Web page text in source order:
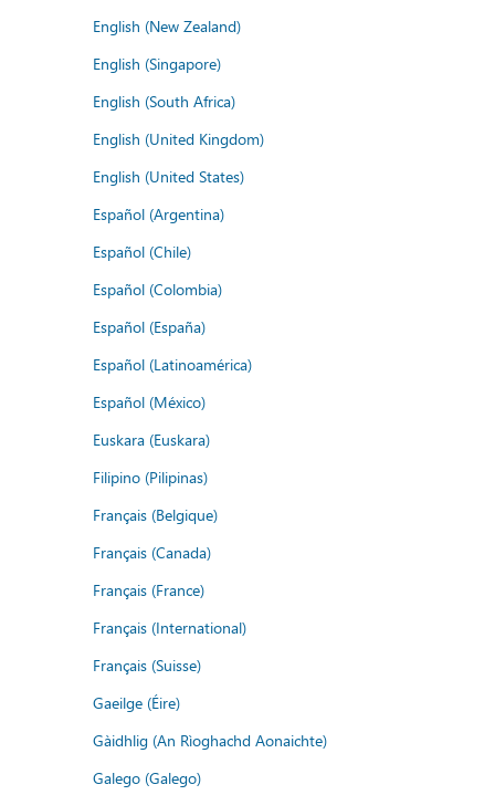
English (New Zealand)
English (Singapore)
English (South Africa)
English (United Kingdom)
English (United States)
Español (Argentina)
Español (Chile)
Español (Colombia)
Español (España)
Español (Latinoamérica)
Español (México)
Euskara (Euskara)
Filipino (Pilipinas)
Français (Belgique)
Français (Canada)
Français (France)
Français (International)
Français (Suisse)
Gaeilge (Éire)
Gàidhlig (An Rìoghachd Aonaichte)
Galego (Galego)